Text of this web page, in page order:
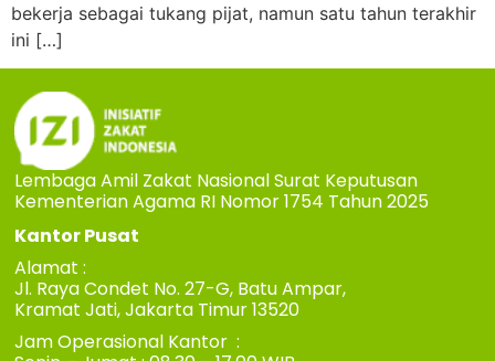
bekerja sebagai tukang pijat, namun satu tahun terakhir
ini […]
Lembaga Amil Zakat Nasional Surat Keputusan
Kementerian Agama RI Nomor 1754 Tahun 2025
Kantor Pusat
Alamat :
Jl. Raya Condet No. 27-G, Batu Ampar,
Kramat Jati, Jakarta Timur 13520
Jam Operasional Kantor :